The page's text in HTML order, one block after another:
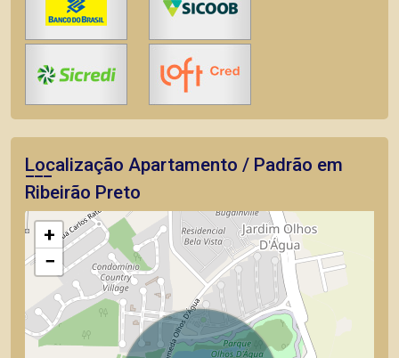
Localização Apartamento / Padrão em
Ribeirão Preto
+
−